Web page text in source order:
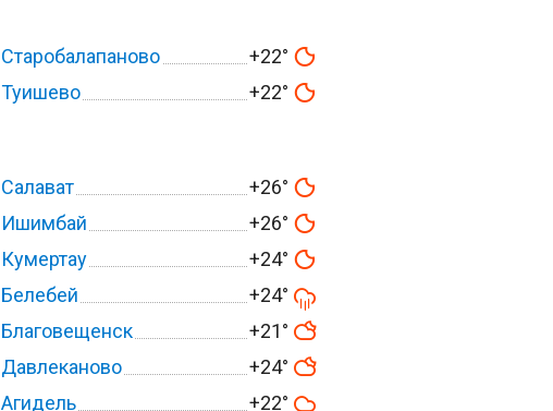
Старобалапаново
+22°
Туишево +22°
Салават
+26°
Ишимбай
+26°
Кумертау
+24°
Белебей
+24°
Благовещенск
+21°
Давлеканово
+24°
Агидель +22°